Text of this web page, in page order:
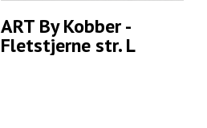
ART By Kobber -
Fletstjerne str. L